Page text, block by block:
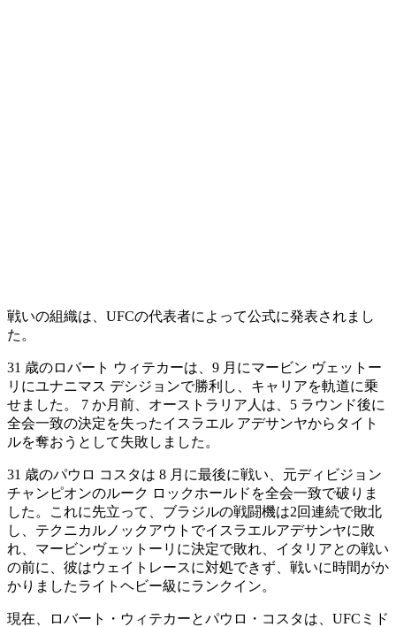
戦いの組織は、UFCの代表者によって公式に発表されまし
た。
31 歳のロバート ウィテカーは、9 月にマービン ヴェットー
リにユナニマス デシジョンで勝利し、キャリアを軌道に乗
せました。 7 か月前、オーストラリア人は、5 ラウンド後に
全会一致の決定を失ったイスラエル アデサンヤからタイト
ルを奪おうとして失敗しました。
31 歳のパウロ コスタは 8 月に最後に戦い、元ディビジョン
チャンピオンのルーク ロックホールドを全会一致で破りま
した。これに先立って、ブラジルの戦闘機は2回連続で敗北
し、テクニカルノックアウトでイスラエルアデサンヤに敗
れ、マービンヴェットーリに決定で敗れ、イタリアとの戦い
の前に、彼はウェイトレースに対処できず、戦いに時間がか
かりましたライトヘビー級にランクイン。
現在、ロバート・ウィテカーとパウロ・コスタは、UFCミド